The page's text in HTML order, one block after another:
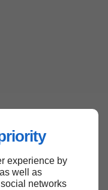
experience by
well as
networks